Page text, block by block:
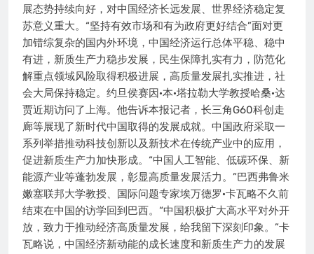
展态势持续向好，对中国经济长远发展、世界经济稳定复
苏意义重大。“坚持有效市场和有为政府更好结合”面对更
加错综复杂的国内外环境，中国经济运行总体平稳、稳中
有进，新质生产力稳步发展，民生保障扎实有力，防范化
解重点领域风险取得积极进展，高质量发展扎实推进，社
会大局保持稳定。约旦侯赛因·本·塔拉勒大学教授哈桑·达
贾近期访问了上海。他告诉本报记者，长三角G60科创走
廊等展现了新时代中国取得的发展成就。中国政府采取一
系列举措推动科技创新以及新技术在传统产业中的应用，
促进新质生产力加快形成。“中国人工智能、低碳环保、新
能源产业等蓬勃发展，彰显高质量发展活力。”巴西弗鲁米
嫩塞联邦大学教授、国际问题专家埃万德罗·卡瓦略不久前
结束在中国的访学回到巴西。“中国积极扩大高水平对外开
放，致力于推动经济高质量发展，给我留下深刻印象。”卡
瓦略说，中国经济新动能的成长速度和新质生产力的发展